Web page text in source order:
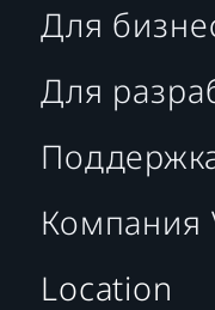
Для
Для
Компания
Location